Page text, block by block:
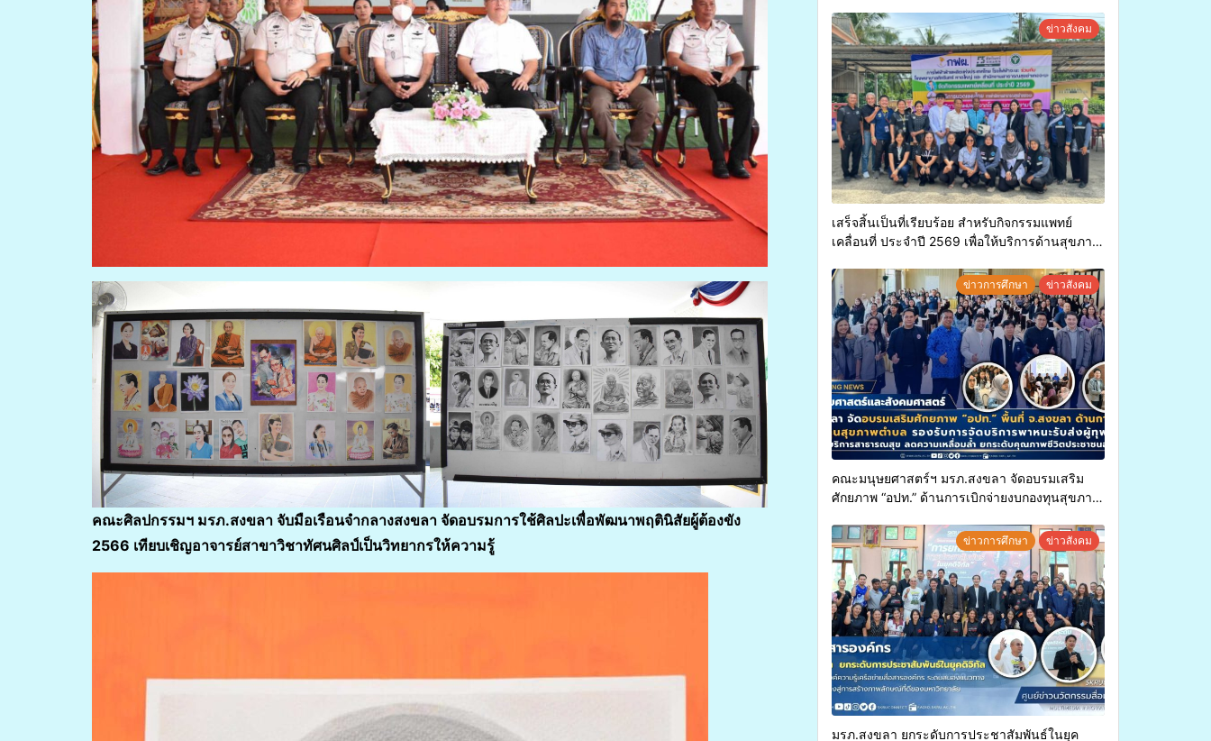
คณะศิลปกรรมฯ มรภ.สงขลา จับมือเรือนจำกลางสงขลา จัดอบรมการใช้ศิลปะเพื่อพัฒนาพฤตินิสัยผู้ต้องขัง
2566 เทียบเชิญอาจารย์สาขาวิชาทัศนศิลป์เป็นวิทยากรให้ความรู้
ข่าวสังคม
เสร็จสิ้นเป็นที่เรียบร้อย สำหรับกิจกรรมแพทย์
เคลื่อนที่ ประจำปี 2569 เพื่อให้บริการด้านสุขภาพ
ข่าวการศึกษา ข่าวสังคม
คณะมนุษยศาสตร์ฯ มรภ.สงขลา จัดอบรมเสริม
ศักยภาพ “อปท.” ด้านการเบิกจ่ายงบกองทุนสุขภาพ
ทุพพลภาพเพื่อเข้ารับบริการสาธารณสุข ลดความ
เหลื่อมล้ำ ยกระดับคุณภาพชีวิตประชาชนอย่าง
ยั่งยืน
ข่าวการศึกษา ข่าวสังคม
มรภ.สงขลา ยกระดับการประชาสัมพันธ์ในยุค